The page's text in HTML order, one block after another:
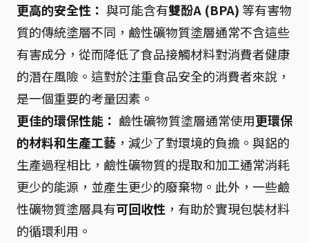
更高的安全性： 與可能含有雙酚A (BPA) 等有害物
質的傳統塗層不同，鹼性礦物質塗層通常不含這些
有害成分，從而降低了食品接觸材料對消費者健康
的潛在風險。這對於注重食品安全的消費者來說，
是一個重要的考量因素。
更佳的環保性能： 鹼性礦物質塗層通常使用更環保
的材料和生產工藝 ，減少了對環境的負擔。與鋁的
生產過程相比，鹼性礦物質的提取和加工通常消耗
更少的能源，並產生更少的廢棄物。此外，一些鹼
性礦物質塗層具有可回收性 ，有助於實現包裝材料
的循環利用。